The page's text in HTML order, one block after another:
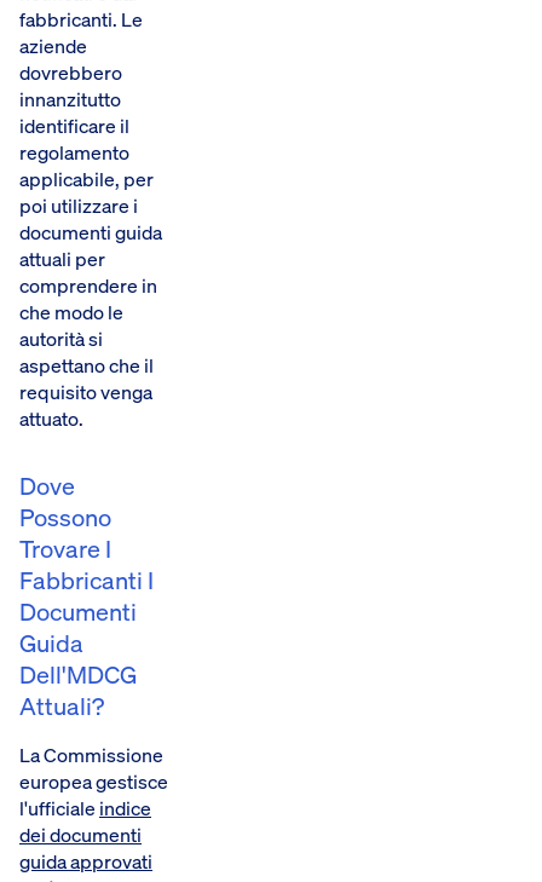
fabbricanti. Le
aziende
dovrebbero
innanzitutto
identificare il
regolamento
applicabile, per
poi utilizzare i
documenti guida
attuali per
comprendere in
che modo le
autorità si
aspettano che il
requisito venga
attuato.
Dove
Possono
Trovare I
Fabbricanti I
Documenti
Guida
Dell'MDCG
Attuali?
La Commissione
europea gestisce
l'ufficiale indice
dei documenti
guida approvati